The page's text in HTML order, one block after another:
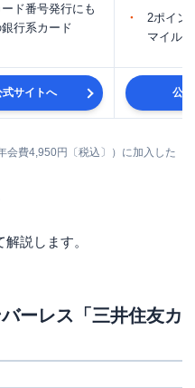
ド番号発行にも
行系カード
2ポイン
マイル
式サイトへ 公
費4,950円〔税込〕）に加入した
説します。
ーレス「三井住友カ